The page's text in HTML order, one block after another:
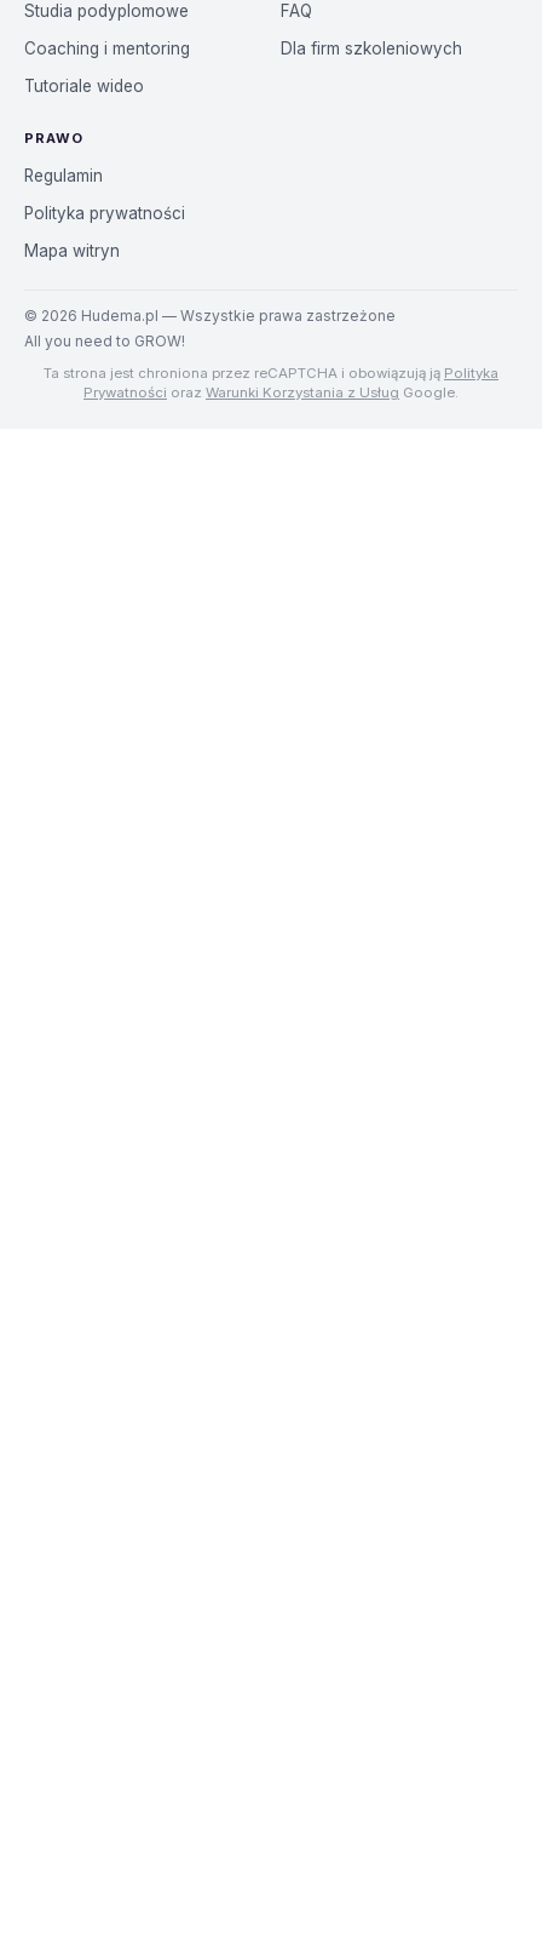
Studia podyplomowe
Coaching i mentoring
Tutoriale wideo
FAQ
Dla firm szkoleniowych
PRAWO
Regulamin
Polityka prywatności
Mapa witryn
© 2026 Hudema.pl — Wszystkie prawa zastrzeżone
All you need to GROW!
Ta strona jest chroniona przez reCAPTCHA i obowiązują ją Polityka
Prywatności oraz Warunki Korzystania z Usług Google.